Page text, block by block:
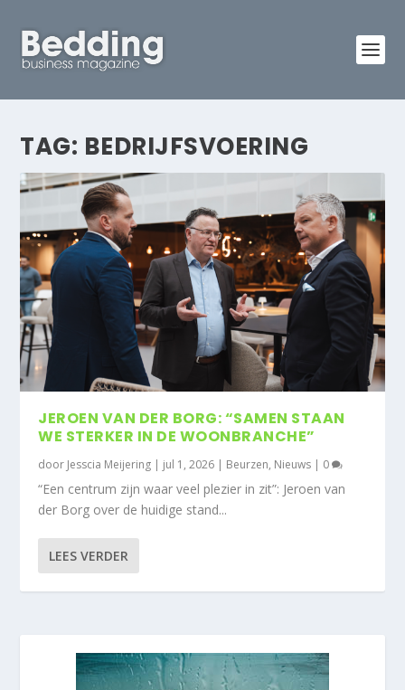
TAG: BEDRIJFSVOERING
JEROEN VAN DER BORG: “SAMEN STAAN
WE STERKER IN DE WOONBRANCHE”
door Jesscia Meijering | jul 1, 2026 | Beurzen, Nieuws | 0
“Een centrum zijn waar veel plezier in zit”: Jeroen van
der Borg over de huidige stand...
LEES VERDER